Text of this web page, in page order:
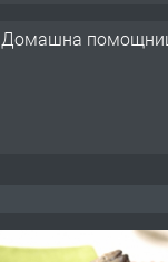
Домашна